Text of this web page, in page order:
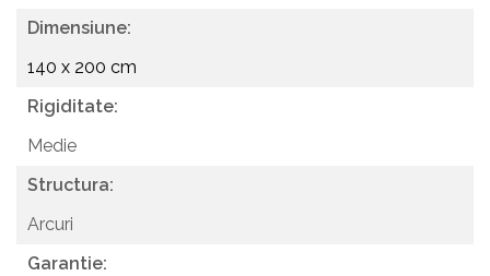
Dimensiune:
140 x 200 cm
Rigiditate:
Medie
Structura:
Arcuri
Garantie: